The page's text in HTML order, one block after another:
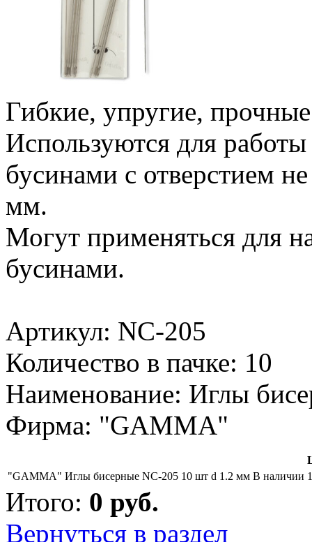
Гибкие, упругие,
Используются для
бусинами с отверстием
мм.
Могут применяться для
бусинами.
Артикул: NС-205
Количество в пачке: 10
Наименование: Иглы
Фирма: "GAMMA"
"GAMMA" Иглы бисерные NС-205 10 шт d 1.2 мм В наличии
Итого: 0 руб.
Вернуться в раздел